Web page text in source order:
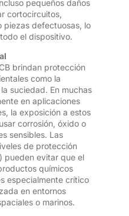
pequeños daños
cortocircuitos,
piezas defectuosas, lo
el dispositivo.
brindan protección
como la
suciedad. En muchas
en aplicaciones
la exposición a estos
corrosión, óxido o
sensibles. Las
de protección
pueden evitar que el
químicos
especialmente crítico
en entornos
o marinos.